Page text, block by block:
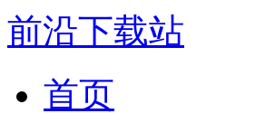
前沿下载站
首页